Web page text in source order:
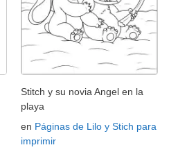
Stitch y su novia Angel en la
playa
en Páginas de Lilo y Stich para
imprimir